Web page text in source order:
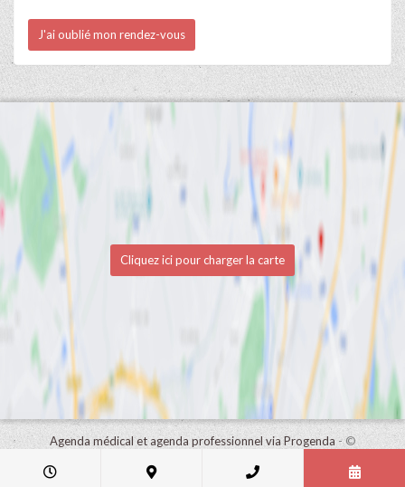
J'ai oublié mon rendez-vous
Cliquez ici pour charger la carte
Agenda médical et agenda professionnel via Progenda- ©